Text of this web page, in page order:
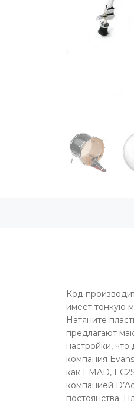
Код
имеет тонкую
Натяните
предлагают
настройки,
компания
как EMAD,
компанией
постоянства.